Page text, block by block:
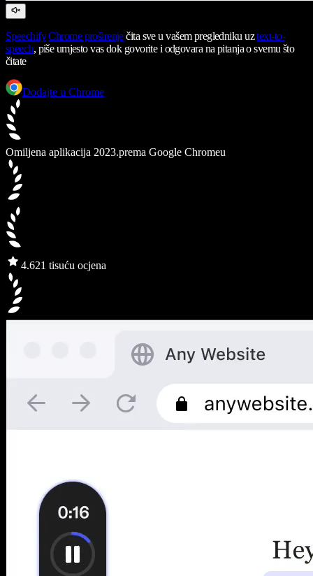
Speechify Chrome proširenječita sve u vašem pregledniku uztext-to-
speech, piše umjesto vas dok govorite i odgovara na pitanja o svemu što
čitate
Dodajte u Chrome
Omiljena aplikacija 2023.prema Google Chromeu
4.621 tisuću ocjena